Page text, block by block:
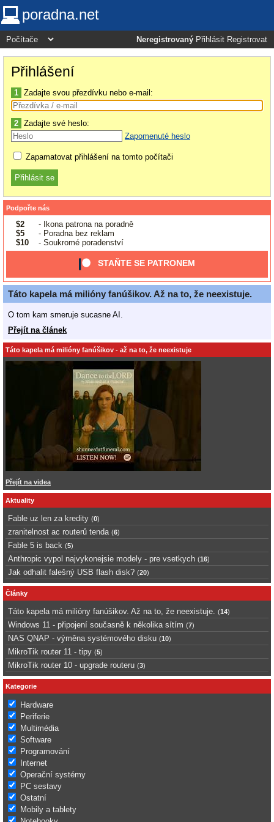
poradna.net
Neregistrovaný Přihlásit Registrovat
Přihlášení
1 Zadajte svou přezdívku nebo e-mail:
2 Zadajte své heslo:
Zapomenuté heslo
Zapamatovat přihlášení na tomto počítači
Podpořte nás
$2
- Ikona patrona na poradně
$5
- Poradna bez reklam
$10
- Soukromé poradenství
STAŇTE SE PATRONEM
Táto kapela má milióny fanúšikov. Až na to, že neexistuje.
O tom kam smeruje sucasne AI.
Přejít na článek
Táto kapela má milióny fanúšikov - až na to, že neexistuje
Přejít na videa
Aktuality
Fable uz len za kredity (0)
zranitelnost ac routerů tenda (6)
Fable 5 is back (5)
Anthropic vypol najvykonejsie modely - pre vsetkych (16)
Jak odhalit falešný USB flash disk? (20)
Články
Táto kapela má milióny fanúšikov. Až na to, že neexistuje. (14)
Windows 11 - připojení současně k několika sítím (7)
NAS QNAP - výměna systémového disku (10)
MikroTik router 11 - tipy (5)
MikroTik router 10 - upgrade routeru (3)
Kategorie
Hardware
Periferie
Multimédia
Software
Programování
Internet
Operační systémy
PC sestavy
Ostatní
Mobily a tablety